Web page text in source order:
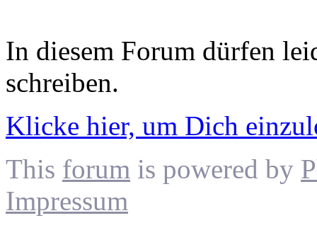
In diesem Forum dürfen
schreiben.
Klicke hier, um Dich
This forum is powered by
Impressum